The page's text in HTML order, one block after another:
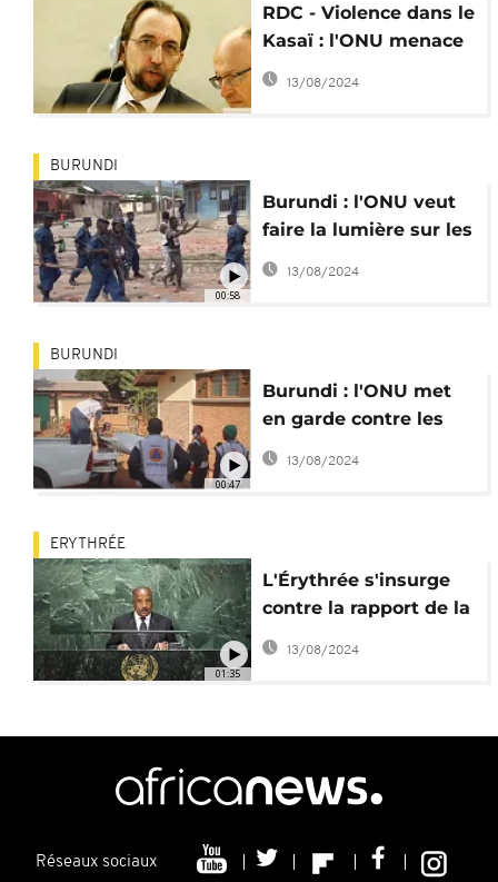
RDC - Violence dans le
Kasaï : l'ONU menace
d'ouvrir une enquête
internationale
13/08/2024
00:58
BURUNDI
Burundi : l'ONU veut
faire la lumière sur les
violations des droits
de l'homme
13/08/2024
00:47
BURUNDI
Burundi : l'ONU met
en garde contre les
risques d'un génocide
13/08/2024
01:35
ERYTHRÉE
L'Érythrée s'insurge
contre la rapport de la
commission d'enquête
de l'ONU
13/08/2024
Réseaux sociaux